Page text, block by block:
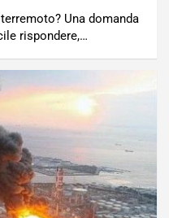
Una domanda
rispondere,…